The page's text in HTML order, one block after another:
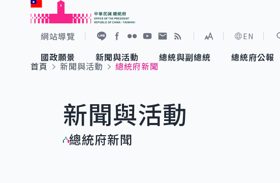
跳到主要內容
網站導覽
展開字級選單
EN
國政願景
國家氣候變遷對策委員會
重要談話
新聞與活動
總統府新聞
影音頻道
總統與副總統
賴清德總統
總統府公報
參觀資訊
首頁
新聞與活動
總統府新聞
新聞與活動
總統府新聞